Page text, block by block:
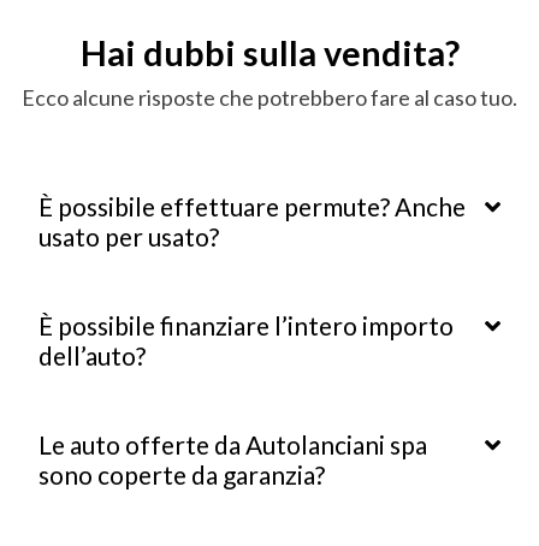
Hai dubbi sulla vendita?
Ecco alcune risposte che potrebbero fare al caso tuo.
È possibile effettuare permute? Anche
usato per usato?
È possibile finanziare l’intero importo
dell’auto?
Le auto offerte da Autolanciani spa
sono coperte da garanzia?